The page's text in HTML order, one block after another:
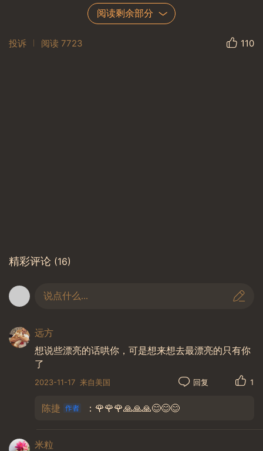
阅读剩余部分
投诉 阅读 7723 110
精彩评论 (16)
说点什么...
远方
想说些漂亮的话哄你，可是想来想去最漂亮的只有你
了
2023-11-17 来自美国 回复 1
陈捷 ：🌹🌹🌹🙏🙏🙏😊😊😊
米粒